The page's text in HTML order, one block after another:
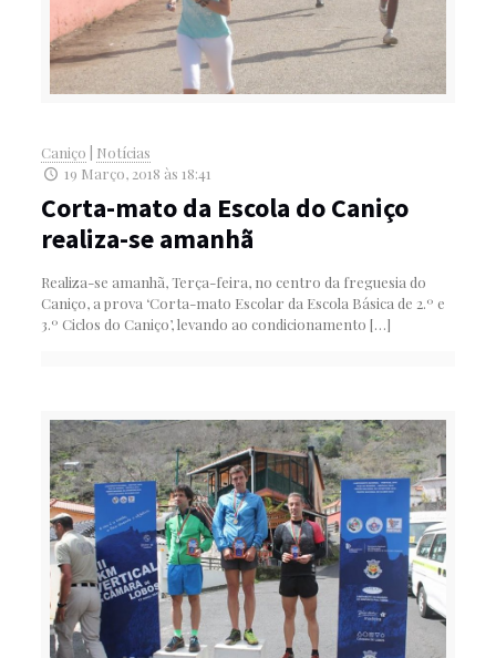
Caniço
Notícias
19 Março, 2018 às 18:41
Corta-mato da Escola do Caniço
realiza-se amanhã
Realiza-se amanhã, Terça-feira, no centro da freguesia do
Caniço, a prova ‘Corta-mato Escolar da Escola Básica de 2.º e
3.º Ciclos do Caniço’, levando ao condicionamento […]